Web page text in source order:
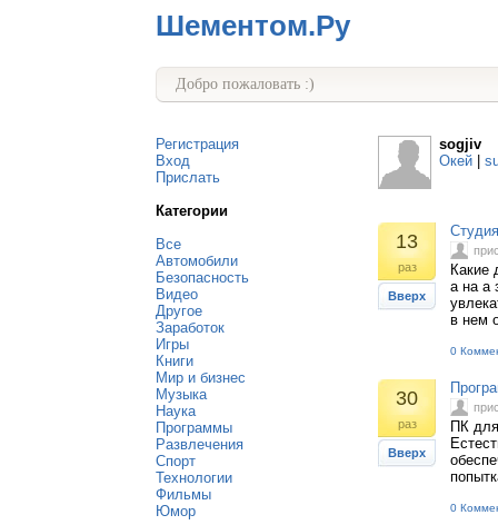
Шементом.Ру
Добро пожаловать :)
Регистрация
Вход
Прислать
Категории
Все
Автомобили
Безопасность
Видео
Другое
Заработок
Игры
Книги
Мир и бизнес
Музыка
Наука
Программы
Развлечения
Спорт
Технологии
Фильмы
Юмор
sogjiv
Окей
13
раз
Вверх
Какие
а на а
в нем
0
30
раз
Вверх
ПК
0